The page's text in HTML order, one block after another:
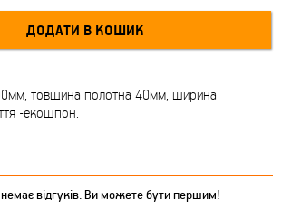
товщина полотна 40мм, ширина
-екошпон.
відгуків. Ви можете бути першим!